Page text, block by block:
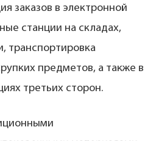
заказов в электронной
станции на складах,
транспортировка
предметов, а также в
третьих сторон.